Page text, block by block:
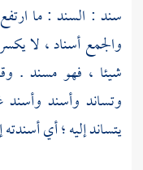
سند : السند : ما
والجمع أسناد ، لا
شيئا ، فهو مسند .
وتساند وأسند
يتساند إليه ؛ أي